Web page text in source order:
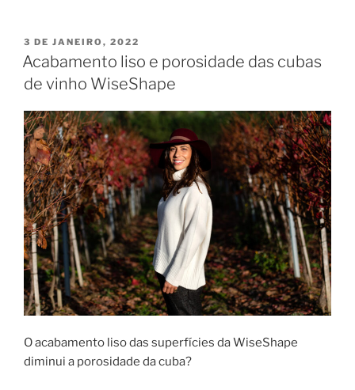
na
UPTEC”
PUBLICADO
EM
3 DE JANEIRO, 2022
Acabamento liso e porosidade das cubas
de vinho WiseShape
O acabamento liso das superfícies da WiseShape
diminui a porosidade da cuba?